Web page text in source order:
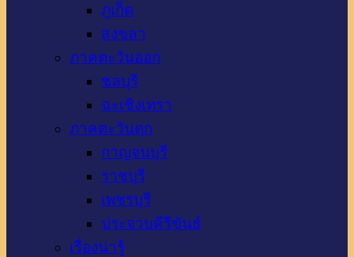
ภูเก็ต
สงขลา
ภาคตะวันออก
ชลบุรี
ฉะเชิงเทรา
ภาคตะวันตก
กาญจนบุรี
ราชบุรี
เพชรบุรี
ประจวบคีรีขันธ์
เรื่องน่ารู้